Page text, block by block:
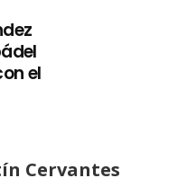
el
Cervantes